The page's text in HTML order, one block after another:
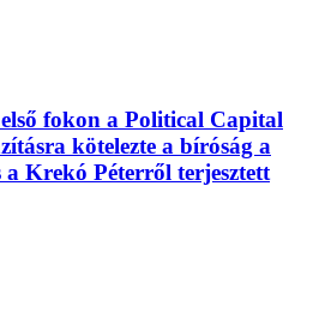
fokon a Political Capital
kötelezte a bíróság a
Krekó Péterről terjesztett